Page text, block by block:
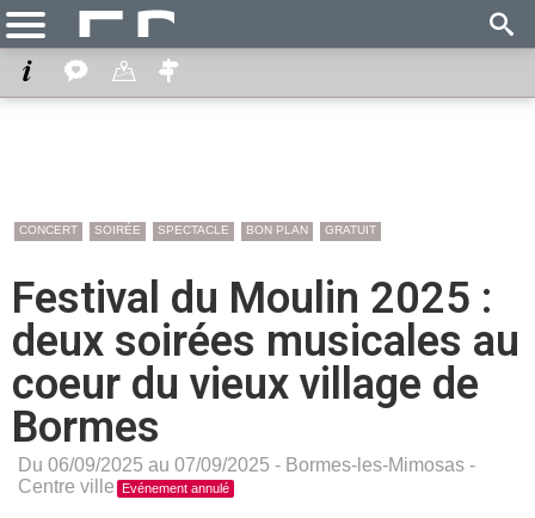
CONCERT SOIRÉE SPECTACLE BON PLAN GRATUIT
Festival du Moulin 2025 :
deux soirées musicales au
coeur du vieux village de
Bormes
Du 06/09/2025 au 07/09/2025 - Bormes-les-Mimosas -
Centre ville
Evénement annulé